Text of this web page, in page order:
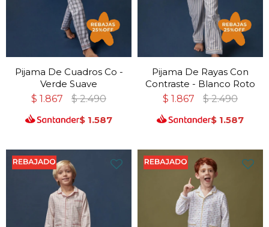
Pijama De Cuadros Co -
Verde Suave
$ 1.867 $ 2.490
$ 1.587
Pijama De Rayas Con
Contraste - Blanco Roto
$ 1.867 $ 2.490
$ 1.587